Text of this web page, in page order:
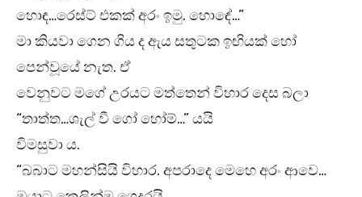
හොඳ…රෙස්ට් එකක් අරං ඉමු. හොඳේ…”
මා කියවා ගෙන ගිය ද ඇය සතුටක ඉඟියක් හෝ
පෙන්වූයේ නැත. ඒ
වෙනුවට මගේ උරයට මත්තෙන් විහාර දෙස බලා
“තාත්ත…ශැල් වී ගෝ හෝම්…” යයි
විමසුවා ය.
“බබාට මහන්සියි විහාර. අපරාදෙ මෙහෙ අරං ආවෙ…